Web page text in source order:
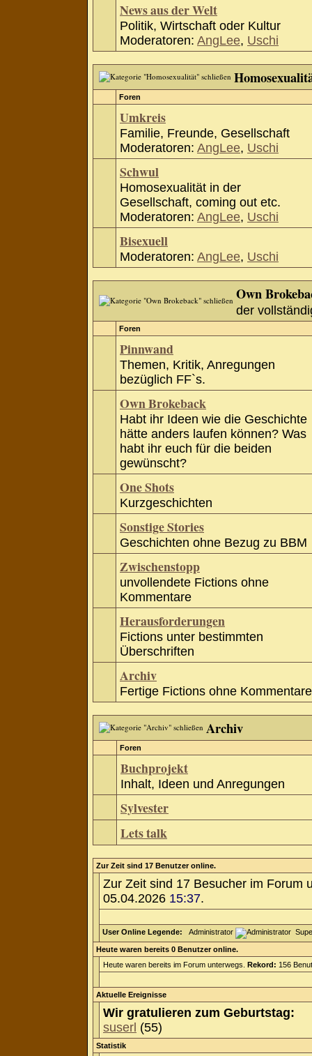
News aus der Welt
Politik, Wirtschaft oder Kultur
Moderatoren: AngLee, Uschi
Foren
Umkreis
Familie, Freunde, Gesellschaft
Moderatoren: AngLee, Uschi
Schwul
Homosexualität in der
Gesellschaft, coming out etc.
Moderatoren: AngLee, Uschi
Bisexuell
Moderatoren: AngLee, Uschi
Own
der
Foren
Pinnwand
Themen, Kritik, Anregungen
bezüglich FF`s.
Own Brokeback
Habt ihr Ideen wie die Geschichte
hätte anders laufen können? Was
habt ihr euch für die beiden
gewünscht?
One Shots
Kurzgeschichten
Sonstige Stories
Geschichten ohne Bezug zu BBM
Zwischenstopp
unvollendete Fictions ohne
Kommentare
Herausforderungen
Fictions unter bestimmten
Überschriften
Archiv
Fertige Fictions ohne Kommentare
Archiv
Foren
Buchprojekt
Inhalt, Ideen und Anregungen
Sylvester
Lets talk
Zur Zeit sind 17 Benutzer online.
Zur Zeit sind 17 Besucher im Forum
05.04.2026 15:37.
User Online Legende: Administrator
Heute waren bereits 0 Benutzer online.
Heute waren bereits im Forum unterwegs. Rekord: 156
Aktuelle Ereignisse
Wir gratulieren zum Geburtstag:
suserl (55)
Statistik